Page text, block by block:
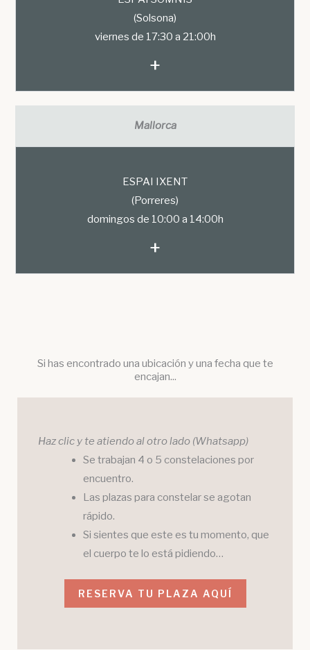
(Solsona)
viernes de 17:30 a 21:00h
+
Mallorca
ESPAI IXENT
(Porreres)
domingos de 10:00 a 14:00h
+
Si has encontrado una ubicación y una fecha que te
encajan...
Haz clic y te atiendo al otro lado (Whatsapp)
Se trabajan 4 o 5 constelaciones por
encuentro.
Las plazas para constelar se agotan
rápido.
Si sientes que este es tu momento, que
el cuerpo te lo está pidiendo…
RESERVA TU PLAZA AQUÍ